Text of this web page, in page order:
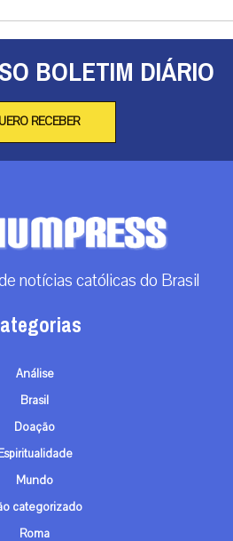
BOLETIM DIÁRIO
RECEBER
notícias católicas do Brasil
Análise
Brasil
Doação
Mundo
categorizado
Roma